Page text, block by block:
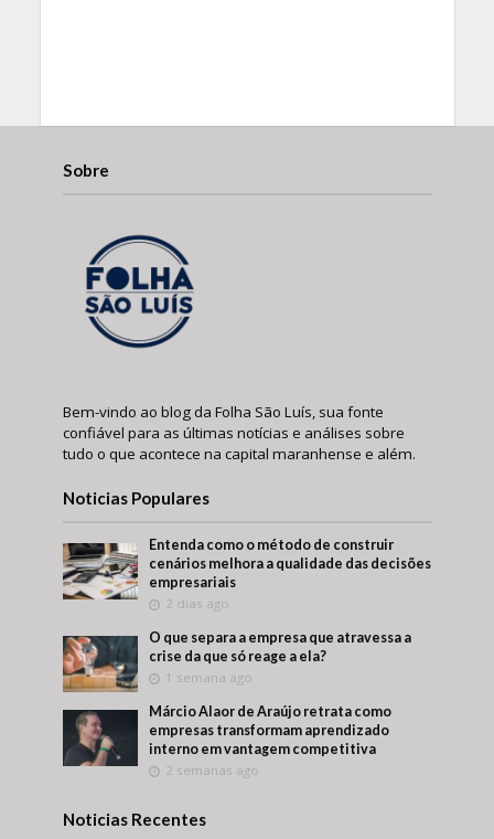
Sobre
Bem-vindo ao blog da Folha São Luís, sua fonte
confiável para as últimas notícias e análises sobre
tudo o que acontece na capital maranhense e além.
Noticias Populares
Entenda como o método de construir
cenários melhora a qualidade das decisões
empresariais
2 dias ago
O que separa a empresa que atravessa a
crise da que só reage a ela?
1 semana ago
Márcio Alaor de Araújo retrata como
empresas transformam aprendizado
interno em vantagem competitiva
2 semanas ago
Noticias Recentes